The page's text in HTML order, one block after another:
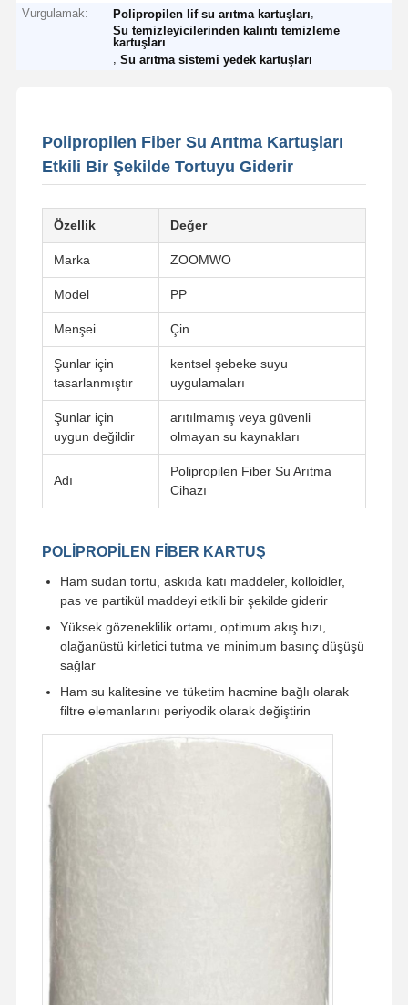
Vurgulamak:
Polipropilen lif su arıtma kartuşları
Su temizleyicilerinden kalıntı temizleme
kartuşları
,Su arıtma sistemi yedek kartuşları
Polipropilen Fiber Su Arıtma Kartuşları
Etkili Bir Şekilde Tortuyu Giderir
Özellik Değer
Marka ZOOMWO
Model PP
Menşei Çin
Şunlar için
tasarlanmıştır
kentsel şebeke suyu
uygulamaları
Şunlar için
uygun değildir
arıtılmamış veya güvenli
olmayan su kaynakları
Adı
Polipropilen Fiber Su Arıtma
Cihazı
POLİPROPİLEN FİBER KARTUŞ
Ham sudan tortu, askıda katı maddeler, kolloidler,
pas ve partikül maddeyi etkili bir şekilde giderir
Yüksek gözeneklilik ortamı, optimum akış hızı,
olağanüstü kirletici tutma ve minimum basınç düşüşü
sağlar
Ham su kalitesine ve tüketim hacmine bağlı olarak
filtre elemanlarını periyodik olarak değiştirin